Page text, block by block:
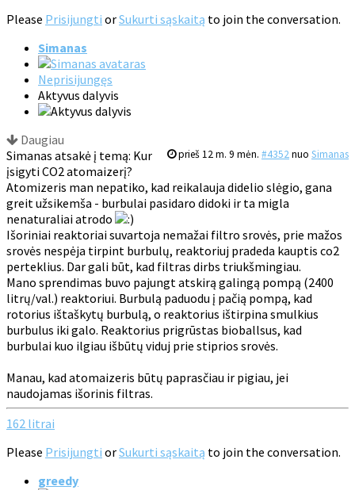
Please Prisijungti orSukurti sąskaitą to join the conversation.
Simanas
Neprisijungęs
Aktyvus dalyvis
Daugiau
prieš 12 m. 9 mėn. #4352nuo Simanas
Simanas atsakė į temą: Kur
įsigyti CO2 atomaizerį?
Atomizeris man nepatiko, kad reikalauja didelio slėgio, gana
greit užsikemša - burbulai pasidaro didoki ir ta migla
nenaturaliai atrodo
Išoriniai reaktoriai suvartoja nemažai filtro srovės, prie mažos
srovės nespėja tirpint burbulų, reaktoriuj pradeda kauptis co2
perteklius. Dar gali būt, kad filtras dirbs triukšmingiau.
Mano sprendimas buvo pajungt atskirą galingą pompą (2400
litrų/val.) reaktoriui. Burbulą paduodu į pačią pompą, kad
rotorius ištaškytų burbulą, o reaktorius ištirpina smulkius
burbulus iki galo. Reaktorius prigrūstas bioballsus, kad
burbulai kuo ilgiau išbūtų viduj prie stiprios srovės.
Manau, kad atomaizeris būtų paprasčiau ir pigiau, jei
naudojamas išorinis filtras.
162 litrai
Please Prisijungti orSukurti sąskaitą to join the conversation.
greedy